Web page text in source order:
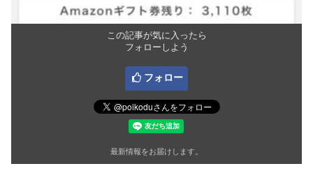
この記事が気に入ったら
フォローしよう
フォロー
最新情報をお届けします。